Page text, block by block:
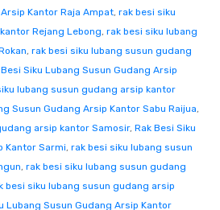
Kantor Raja Ampat, rak besi siku
Rejang Lebong, rak besi siku lubang
, rak besi siku lubang susun gudang
Besi Siku Lubang Susun Gudang Arsip
lubang susun gudang arsip kantor
Susun Gudang Arsip Kantor Sabu Raijua,
arsip kantor Samosir, Rak Besi Siku
Kantor Sarmi, rak besi siku lubang susun
, rak besi siku lubang susun gudang
besi siku lubang susun gudang arsip
Lubang Susun Gudang Arsip Kantor